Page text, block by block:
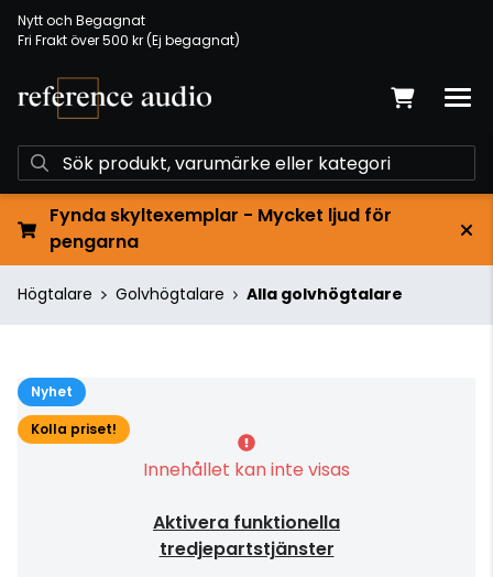
Nytt och Begagnat
Fri Frakt över 500 kr (Ej begagnat)
Fynda skyltexemplar - Mycket ljud för
pengarna
Högtalare Golvhögtalare Alla golvhögtalare
Nyhet
Kolla priset!
Innehållet kan inte visas
Aktivera funktionella
tredjepartstjänster